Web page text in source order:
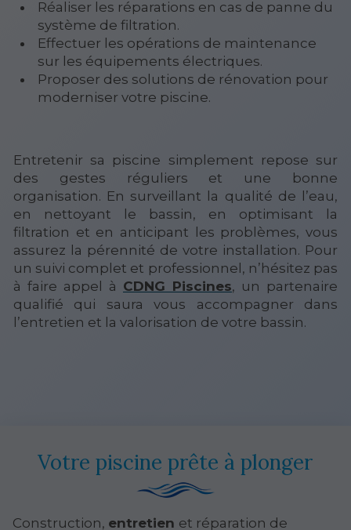
Réaliser les réparations en cas de panne du
système de filtration.
Effectuer les opérations de maintenance
sur les équipements électriques.
Proposer des solutions de rénovation pour
moderniser votre piscine.
Entretenir sa piscine simplement repose sur
des gestes réguliers et une bonne
organisation. En surveillant la qualité de l’eau,
en nettoyant le bassin, en optimisant la
filtration et en anticipant les problèmes, vous
assurez la pérennité de votre installation. Pour
un suivi complet et professionnel, n’hésitez pas
à faire appel à CDNG Piscines, un partenaire
qualifié qui saura vous accompagner dans
l’entretien et la valorisation de votre bassin.
Votre piscine prête à plonger
Construction, entretien et réparation de